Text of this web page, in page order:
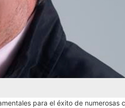
para el éxito de numerosas